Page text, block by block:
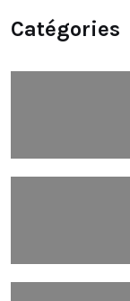
Catégories